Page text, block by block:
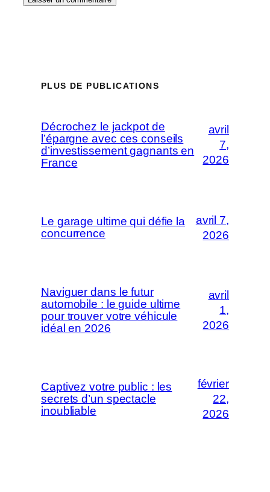
PLUS DE PUBLICATIONS
Décrochez le jackpot de
l’épargne avec ces conseils
d’investissement gagnants en
France
avril
7,
2026
Le garage ultime qui défie la
concurrence
avril 7,
2026
Naviguer dans le futur
automobile : le guide ultime
pour trouver votre véhicule
idéal en 2026
avril
1,
2026
Captivez votre public : les
secrets d’un spectacle
inoubliable
février
22,
2026